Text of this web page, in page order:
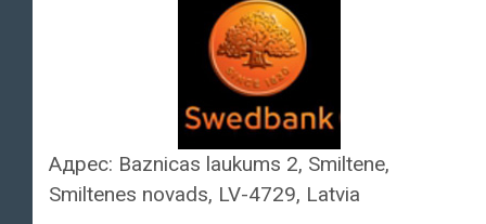
Адрес: Baznicas laukums 2, Smiltene,
Smiltenes novads, LV-4729, Latvia